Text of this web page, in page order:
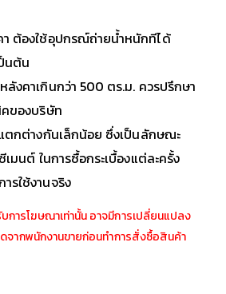
า ต้องใช้อุปกรณ์ถ่ายน้ำหนักทีได้
นต้น
ลังคาเกินกว่า 500 ตร.ม. ควรปรึกษา
คของบริษัท
ตกต่างกันเล็กน้อย ซึ่งเป็นลักษณะ
เมนต์ ในการซื้อกระเบื้องแต่ละครั้ง
รใช้งานจริง
ารโฆษณาเท่านั้น อาจมีการเปลี่ยนแปลง
ดจากพนักงานขายก่อนทำการสั่งซื้อสินค้า